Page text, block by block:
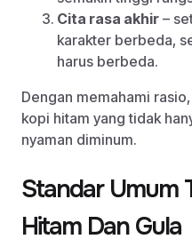
Cita rasa akhir –
karakter berbeda,
harus berbeda.
Dengan memahami
kopi hitam yang tidak
nyaman diminum.
Standar Umum
Hitam Dan Gula